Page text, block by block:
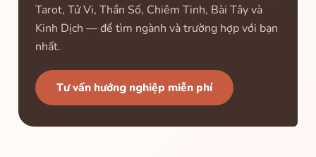
Tarot, Tử Vi, Thần Số, Chiêm Tinh, Bài Tây và
Kinh Dịch — để tìm ngành và trường hợp với bạn
nhất.
Tư vấn hướng nghiệp miễn phí